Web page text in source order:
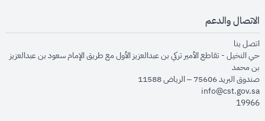
الاتصال والدعم
اتصل بنا
حي النخيل - تقاطع الأمير تركي بن عبدالعزيز الأول مع طريق الإمام سعود بن عبدالعزيز
بن محمد
صندوق البريد 75606 – الرياض 11588
info@cst.gov.sa
19966